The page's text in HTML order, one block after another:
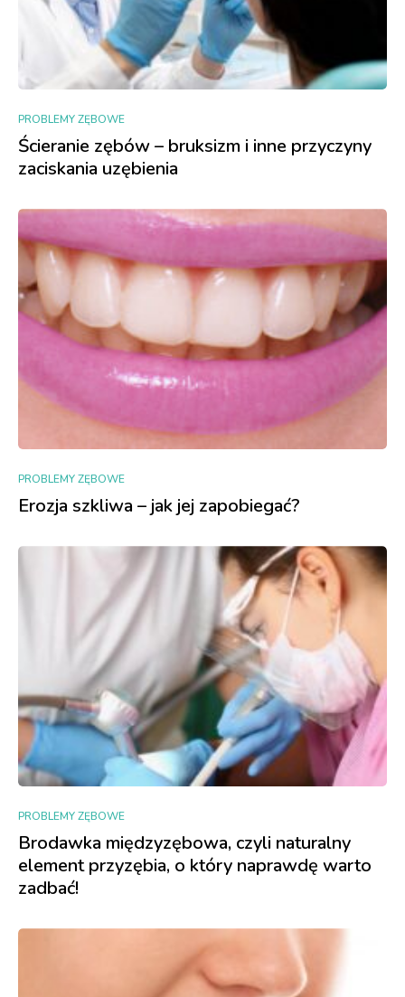
PROBLEMY ZĘBOWE
Ścieranie zębów – bruksizm i inne przyczyny
zaciskania uzębienia
PROBLEMY ZĘBOWE
Erozja szkliwa – jak jej zapobiegać?
PROBLEMY ZĘBOWE
Brodawka międzyzębowa, czyli naturalny
element przyzębia, o który naprawdę warto
zadbać!